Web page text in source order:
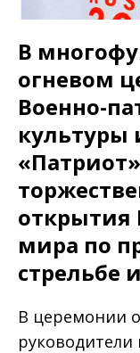
В
огневом
Военно-
культуры
открытия
мира по
стрельбе
В церемонии